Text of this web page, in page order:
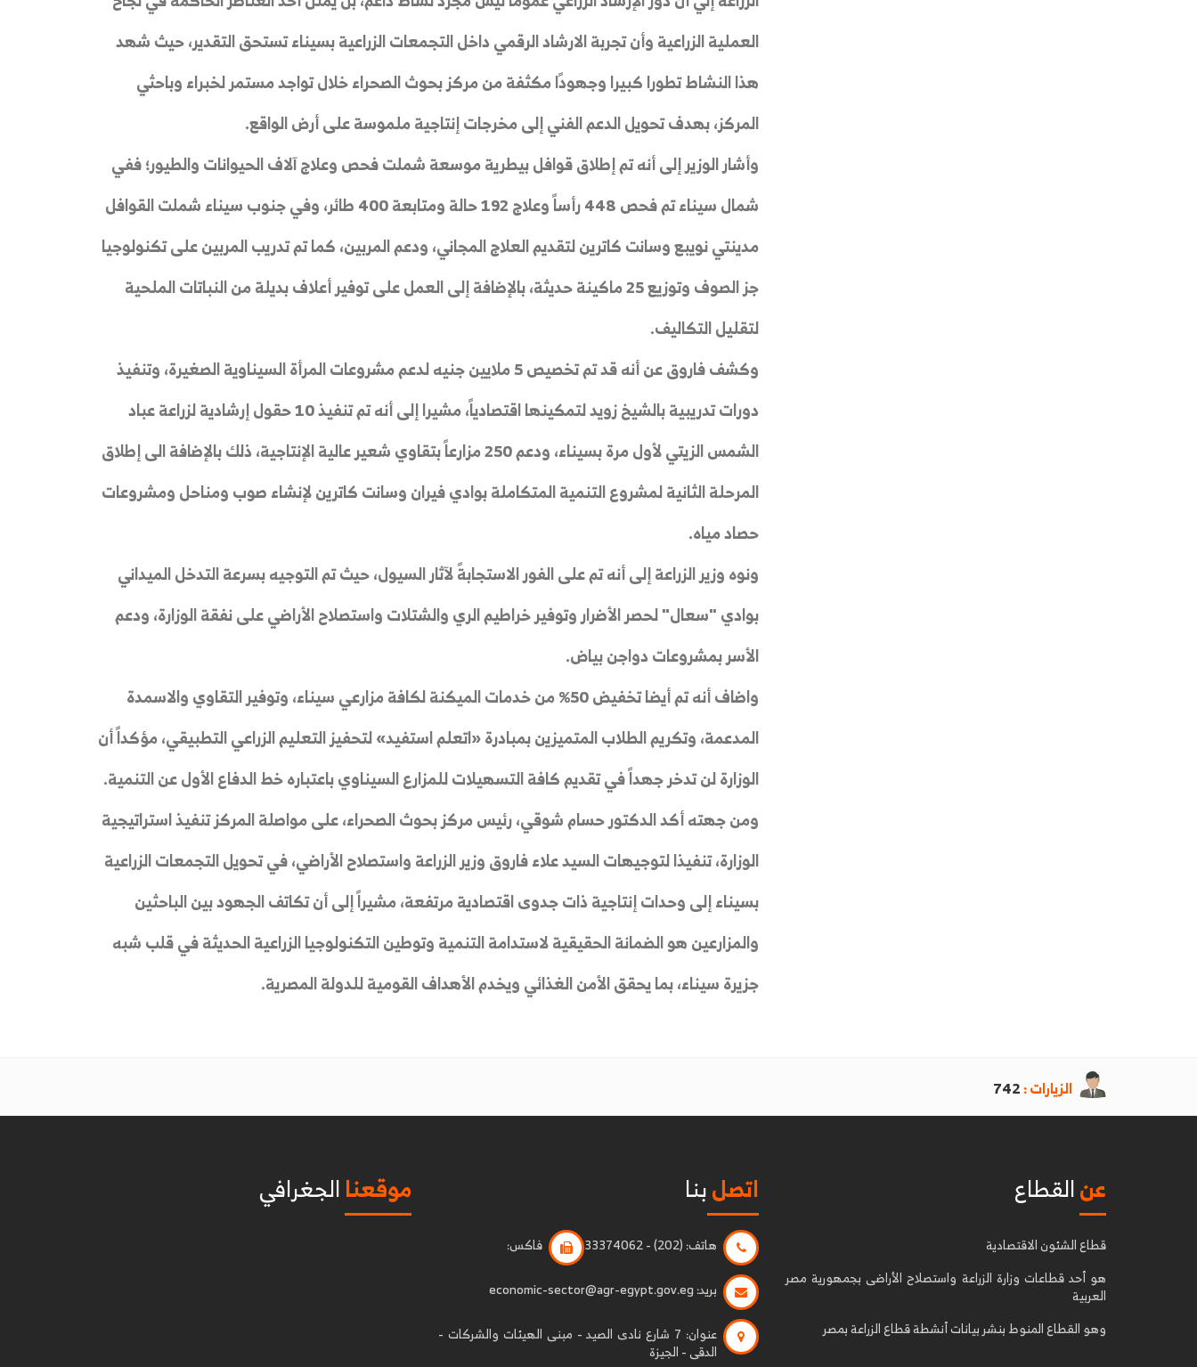
العملية الزراعية وأن تجربة الارشاد الرقمي داخل التجمعات الزراعية بسيناء تستحق التقدير، حيث شهد
هذا النشاط تطورا كبيرا وجهودًا مكثفة من مركز بحوث الصحراء خلال تواجد مستمر لخبراء وباحثي
المركز، بهدف تحويل الدعم الفني إلى مخرجات إنتاجية ملموسة على أرض الواقع.
وأشار الوزير إلى أنه تم إطلاق قوافل بيطرية موسعة شملت فحص وعلاج آلاف الحيوانات والطيور؛ ففي
شمال سيناء تم فحص 448 رأساً وعلاج 192 حالة ومتابعة 400 طائر، وفي جنوب سيناء شملت القوافل
مدينتي نويبع وسانت كاترين لتقديم العلاج المجاني، ودعم المربين، كما تم تدريب المربين على تكنولوجيا
جز الصوف وتوزيع 25 ماكينة حديثة، بالإضافة إلى العمل على توفير أعلاف بديلة من النباتات الملحية
لتقليل التكاليف.
وكشف فاروق عن أنه قد تم تخصيص 5 ملايين جنيه لدعم مشروعات المرأة السيناوية الصغيرة، وتنفيذ
دورات تدريبية بالشيخ زويد لتمكينها اقتصادياً، مشيرا إلى أنه تم تنفيذ 10 حقول إرشادية لزراعة عباد
الشمس الزيتي لأول مرة بسيناء، ودعم 250 مزارعاً بتقاوي شعير عالية الإنتاجية، ذلك بالإضافة الى إطلاق
المرحلة الثانية لمشروع التنمية المتكاملة بوادي فيران وسانت كاترين لإنشاء صوب ومناحل ومشروعات
حصاد مياه.
ونوه وزير الزراعة إلى أنه تم على الفور الاستجابةً لآثار السيول، حيث تم التوجيه بسرعة التدخل الميداني
بوادي "سعال" لحصر الأضرار وتوفير خراطيم الري والشتلات واستصلاح الأراضي على نفقة الوزارة، ودعم
الأسر بمشروعات دواجن بياض.
واضاف أنه تم أيضا تخفيض 50% من خدمات الميكنة لكافة مزارعي سيناء، وتوفير التقاوي والاسمدة
المدعمة، وتكريم الطلاب المتميزين بمبادرة «اتعلم استفيد» لتحفيز التعليم الزراعي التطبيقي، مؤكداً أن
الوزارة لن تدخر جهداً في تقديم كافة التسهيلات للمزارع السيناوي باعتباره خط الدفاع الأول عن التنمية.
ومن جهته أكد الدكتور حسام شوقي، رئيس مركز بحوث الصحراء، على مواصلة المركز تنفيذ استراتيجية
الوزارة، تنفيذا لتوجيهات السيد علاء فاروق وزير الزراعة واستصلاح الأراضي، في تحويل التجمعات الزراعية
بسيناء إلى وحدات إنتاجية ذات جدوى اقتصادية مرتفعة، مشيراً إلى أن تكاتف الجهود بين الباحثين
والمزارعين هو الضمانة الحقيقية لاستدامة التنمية وتوطين التكنولوجيا الزراعية الحديثة في قلب شبه
جزيرة سيناء، بما يحقق الأمن الغذائي ويخدم الأهداف القومية للدولة المصرية.
الزيارات :742
عنالقطاع
قطاع الشئون الاقتصادية
هو أحد قطاعات وزارة الزراعة واستصلاح الأراضى بجمهورية مصر
العربية
وهو القطاع المنوط بنشر بيانات أنشطة قطاع الزراعة بمصر
اتصلبنا
هاتف: (202) - 33374062
فاكس:
بريد:
عنوان:
7 شارع نادى الصيد - مبنى الهيئات والشركات -
الدقى - الجيزة
موقعناالجغرافي